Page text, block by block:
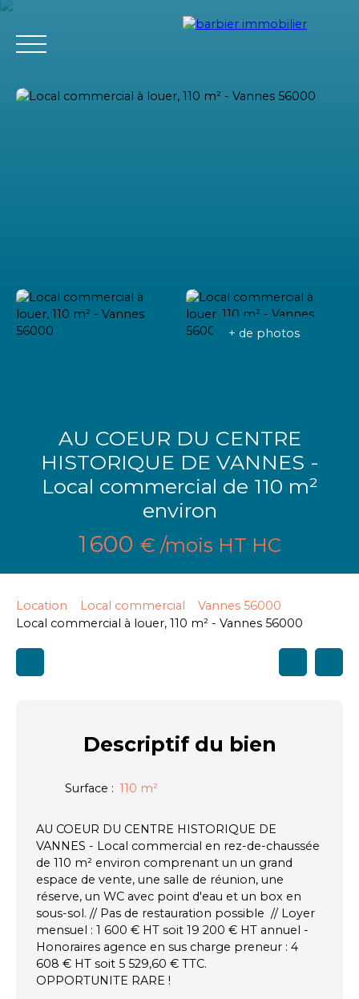
+ de photos
AU COEUR DU CENTRE
HISTORIQUE DE VANNES -
Local commercial de 110 m²
environ
1 600 € /mois HT HC
Location Local commercial
Vannes 56000
Local commercial à louer, 110 m² - Vannes 56000
Descriptifdu bien
Surface : 110 m²
AU COEUR DU CENTRE HISTORIQUE DE
VANNES - Local commercial en rez-de-chaussée
de 110 m² environ comprenant un un grand
espace de vente, une salle de réunion, une
réserve, un WC avec point d'eau et un box en
sous-sol. // Pas de restauration possible // Loyer
mensuel : 1 600 € HT soit 19 200 € HT annuel -
Honoraires agence en sus charge preneur : 4
608 € HT soit 5 529,60 € TTC.
OPPORTUNITE RARE !